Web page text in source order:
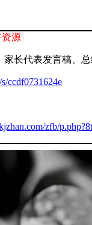
源
家长代表发言稿、
ccdf0731624e
zfb/